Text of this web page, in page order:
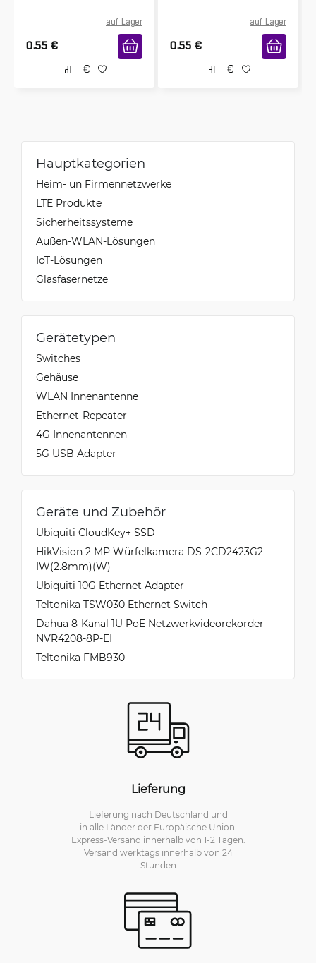
auf Lager
0.55 €
auf Lager
0.55 €
Hauptkategorien
Heim- un Firmennetzwerke
LTE Produkte
Sicherheitssysteme
Außen-WLAN-Lösungen
IoT-Lösungen
Glasfasernetze
Gerätetypen
Switches
Gehäuse
WLAN Innenantenne
Ethernet-Repeater
4G Innenantennen
5G USB Adapter
Geräte und Zubehör
Ubiquiti CloudKey+ SSD
HikVision 2 MP Würfelkamera DS-2CD2423G2-
IW(2.8mm)(W)
Ubiquiti 10G Ethernet Adapter
Teltonika TSW030 Ethernet Switch
Dahua 8-Kanal 1U PoE Netzwerkvideorekorder
NVR4208-8P-EI
Teltonika FMB930
Lieferung
Lieferung nach Deutschland und
in alle Länder der Europäische Union.
Express-Versand innerhalb von 1-2 Tagen.
Versand werktags innerhalb von 24
Stunden